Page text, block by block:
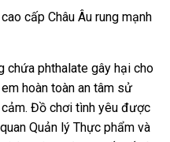
chứa phthalate gây hại cho
hoàn toàn an tâm sử
cung
cấp
. Đồ chơi tình yêu mua
sắm
được
Quản lý Thực phẩm đổi
và